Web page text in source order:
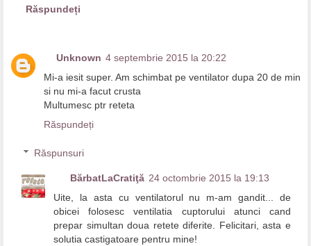
Răspundeți
Unknown 4 septembrie 2015 la 20:22
Mi-a iesit super. Am schimbat pe ventilator dupa 20 de min
si nu mi-a facut crusta
Multumesc ptr reteta
Răspundeți
Răspunsuri
BărbatLaCratiţă 24 octombrie 2015 la 19:13
Uite, la asta cu ventilatorul nu m-am gandit... de
obicei folosesc ventilatia cuptorului atunci cand
prepar simultan doua retete diferite. Felicitari, asta e
solutia castigatoare pentru mine!